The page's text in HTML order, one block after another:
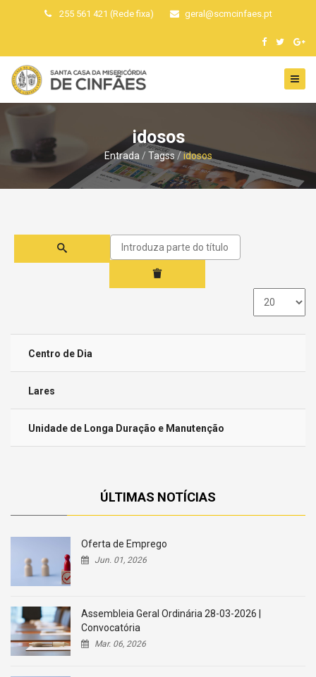
255 561 421 (Rede fixa) geral @scmcinfaes.pt
idosos
Entrada Tagss idosos
Introduza
parte
Qtd.
a
Centro de Dia
Lares
Unidade de Longa Duração e Manutenção
ÚLTIMAS NOTÍCIAS
Oferta de Emprego
Jun. 01, 2026
Assembleia Geral Ordinária 28-03-2026 |
Convocatória
Mar. 06, 2026